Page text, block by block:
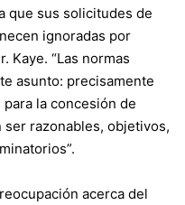
que sus solicitudes de
ignoradas por
Kaye. “Las normas
asunto: precisamente
la concesión de
razonables, objetivos,
acerca del